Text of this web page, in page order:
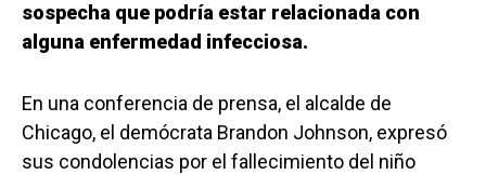
sospecha que podría estar relacionada con
alguna enfermedad infecciosa.
En una conferencia de prensa, el alcalde de
Chicago, el demócrata Brandon Johnson, expresó
sus condolencias por el fallecimiento del niño